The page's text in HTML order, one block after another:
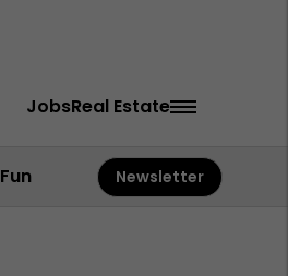
JobsReal Estate
Fun Newsletter